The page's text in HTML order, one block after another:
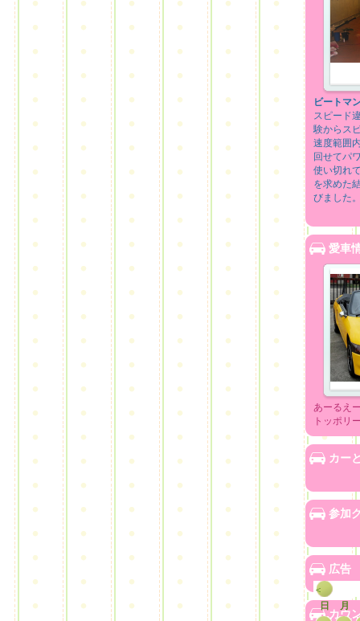
ビートマ
スピード
験からス
速度範囲
回せてパ
使い切れ
を求めた
びました
愛車
あーるえ
トッポリ
カー
参加
広告
カウ
＜
日
月